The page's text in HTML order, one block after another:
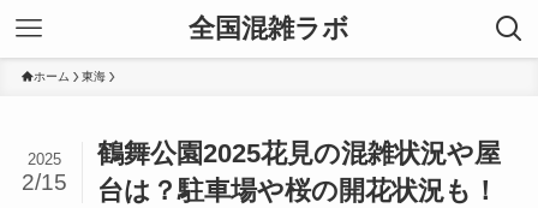
全国混雑ラボ
ホーム 東海
鶴舞公園2025花見の混雑状況や屋
台は？駐車場や桜の開花状況も！
2025
2/15